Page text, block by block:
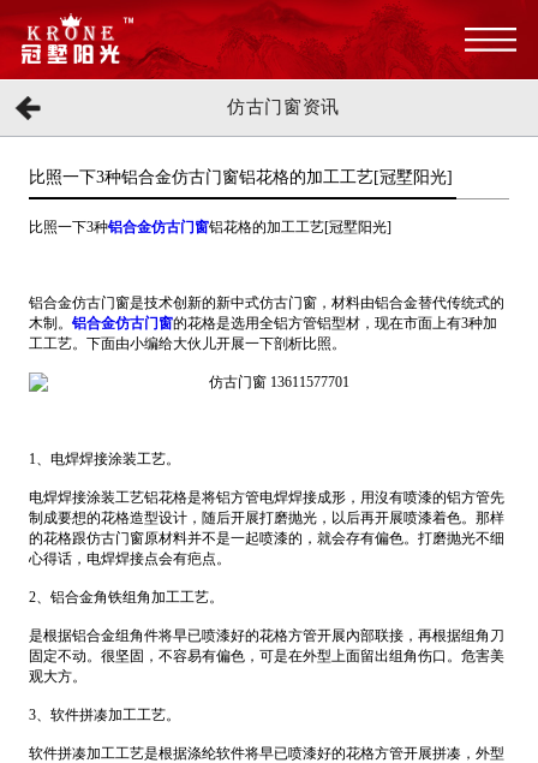
仿古门窗资讯
比照一下3种铝合金仿古门窗铝花格的加工工艺[冠墅阳光]
比照一下3种铝合金仿古门窗铝花格的加工工艺[冠墅阳光]
铝合金仿古门窗是技术创新的新中式仿古门窗，材料由铝合金替代传统式的
木制。 铝合金仿古门窗的花格是选用全铝方管铝型材，现在市面上有3种加
工工艺。下面由小编给大伙儿开展一下剖析比照。
1、电焊焊接涂装工艺。
电焊焊接涂装工艺铝花格是将铝方管电焊焊接成形，用沒有喷漆的铝方管先
制成要想的花格造型设计，随后开展打磨抛光，以后再开展喷漆着色。那样
的花格跟仿古门窗原材料并不是一起喷漆的，就会存有偏色。打磨抛光不细
心得话，电焊焊接点会有疤点。
2、铝合金角铁组角加工工艺。
是根据铝合金组角件将早已喷漆好的花格方管开展內部联接，再根据组角刀
固定不动。很坚固，不容易有偏色，可是在外型上面留出组角伤口。危害美
观大方。
3、软件拼凑加工工艺。
软件拼凑加工工艺是根据涤纶软件将早已喷漆好的花格方管开展拼凑，外型